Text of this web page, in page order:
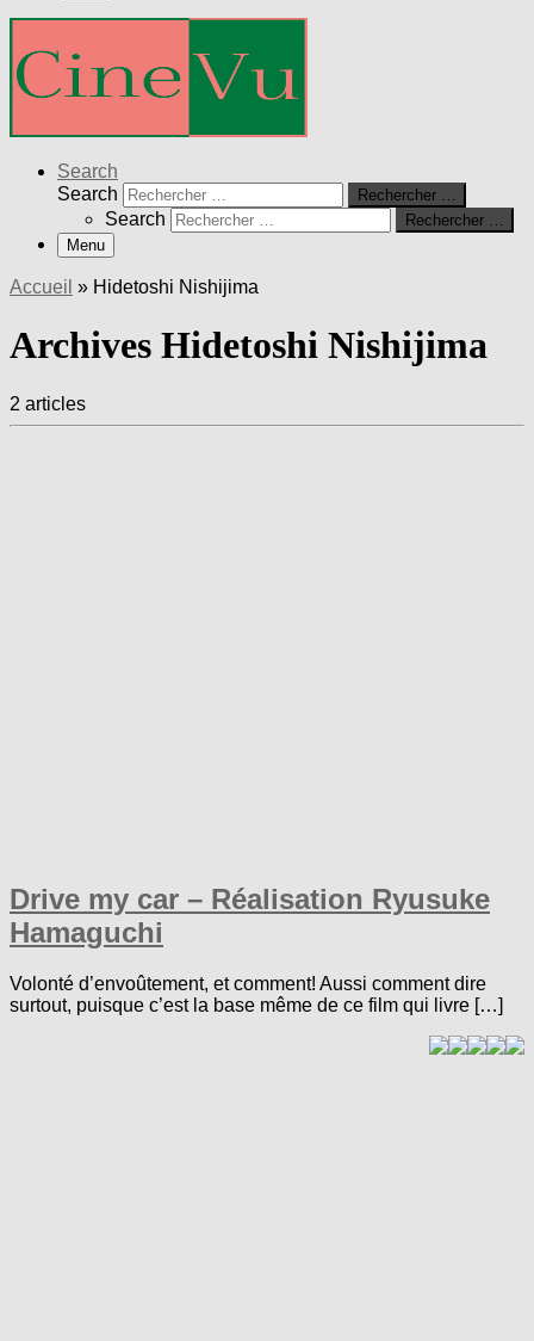
Search
Search
Rechercher …
Search
Rechercher …
Menu
Accueil » Hidetoshi Nishijima
Archives Hidetoshi Nishijima
2 articles
Drive my car – Réalisation Ryusuke
Hamaguchi
Volonté d’envoûtement, et comment! Aussi comment dire
surtout, puisque c’est la base même de ce film qui livre […]